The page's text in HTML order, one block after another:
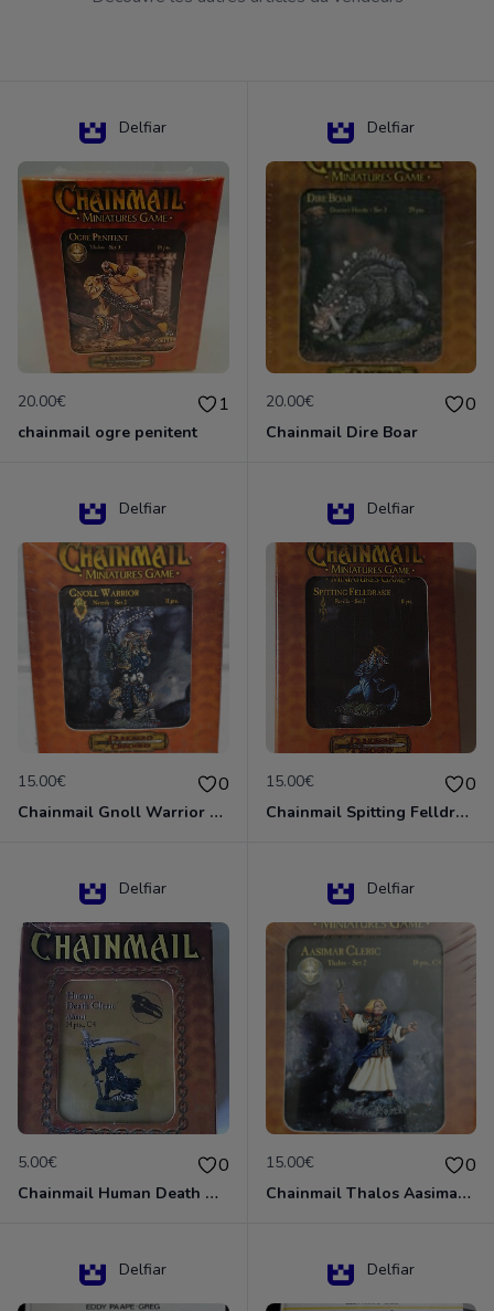
Delfiar
20.00€ 1
chainmail ogre penitent
Delfiar
20.00€ 0
Chainmail Dire Boar
Delfiar
15.00€ 0
Chainmail Gnoll Warrior Dungeons & Dragons
Delfiar
15.00€ 0
Chainmail Spitting Felldrake
Delfiar
5.00€ 0
Chainmail Human Death Cleric
Delfiar
15.00€ 0
Chainmail Thalos Aasimar Cleric
Delfiar Delfiar